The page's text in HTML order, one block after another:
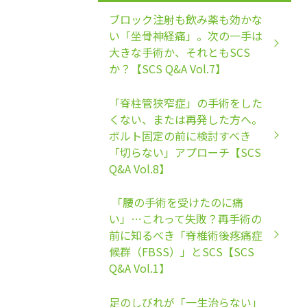
ブロック注射も飲み薬も効かな
い「坐骨神経痛」。次の一手は
大きな手術か、それともSCS
か？【SCS Q&A Vol.7】
「脊柱管狭窄症」の手術をした
くない、または再発した方へ。
ボルト固定の前に検討すべき
「切らない」アプローチ【SCS
Q&A Vol.8】
「腰の手術を受けたのに痛
い」…これって失敗？再手術の
前に知るべき「脊椎術後疼痛症
候群（FBSS）」とSCS【SCS
Q&A Vol.1】
足のしびれが「一生治らない」